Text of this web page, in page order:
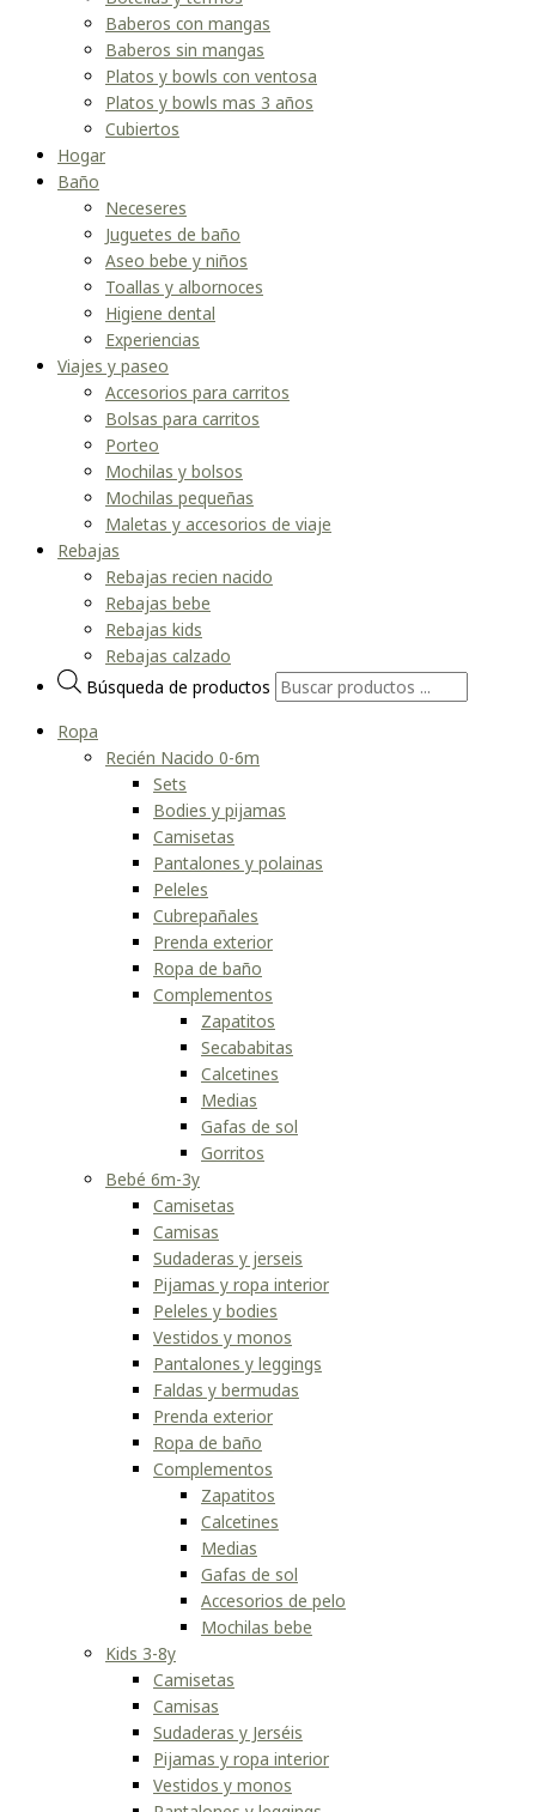
Baberos con mangas
Baberos sin mangas
Platos y bowls con ventosa
Platos y bowls mas 3 años
Cubiertos
Hogar
Baño
Neceseres
Juguetes de baño
Aseo bebe y niños
Toallas y albornoces
Higiene dental
Experiencias
Viajes y paseo
Accesorios para carritos
Bolsas para carritos
Porteo
Mochilas y bolsos
Mochilas pequeñas
Maletas y accesorios de viaje
Rebajas
Rebajas recien nacido
Rebajas bebe
Rebajas kids
Rebajas calzado
Búsqueda de productos
Ropa
Recién Nacido 0-6m
Sets
Bodies y pijamas
Camisetas
Pantalones y polainas
Peleles
Cubrepañales
Prenda exterior
Ropa de baño
Complementos
Zapatitos
Secababitas
Calcetines
Medias
Gafas de sol
Gorritos
Bebé 6m-3y
Camisetas
Camisas
Sudaderas y jerseis
Pijamas y ropa interior
Peleles y bodies
Vestidos y monos
Pantalones y leggings
Faldas y bermudas
Prenda exterior
Ropa de baño
Complementos
Zapatitos
Calcetines
Medias
Gafas de sol
Accesorios de pelo
Mochilas bebe
Kids 3-8y
Camisetas
Camisas
Sudaderas y Jerséis
Pijamas y ropa interior
Vestidos y monos